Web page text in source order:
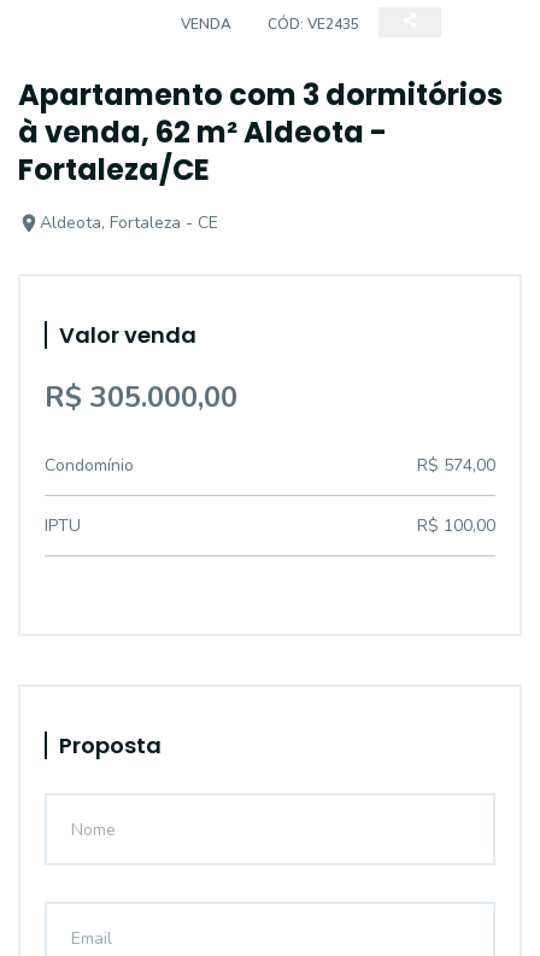
VENDA CÓD: VE2435
Apartamento com 3 dormitórios
à venda, 62 m² Aldeota -
Fortaleza/CE
Aldeota, Fortaleza - CE
Valor venda
R$ 305.000,00
Condomínio R$ 574,00
IPTU R$ 100,00
Proposta